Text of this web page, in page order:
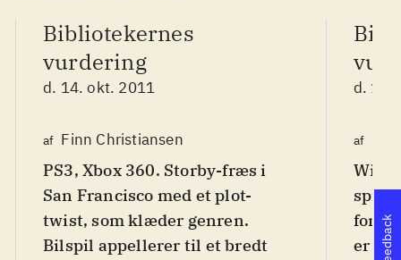
Bibliotekernes
vurdering
d. 14. okt. 2011
af Finn Christiansen
PS3, Xbox 360. Storby-fræs i
San Francisco med et plot-
twist, som klæder genren.
Bilspil appellerer til et bredt
d. 14.
af
Wii.
er Feedback